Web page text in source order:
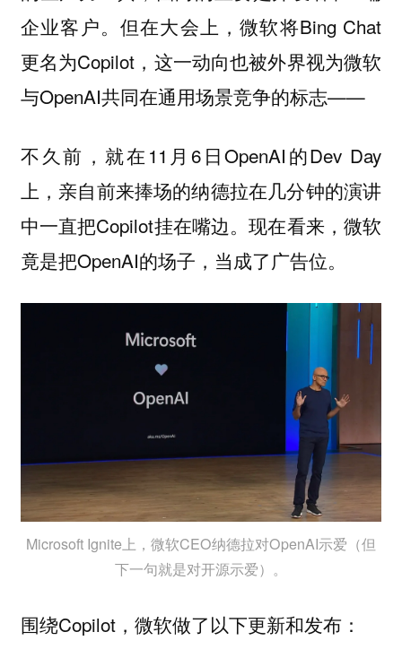
企业客户。但在大会上，微软将Bing Chat
更名为Copilot，这一动向也被外界视为微软
与OpenAI共同在通用场景竞争的标志——
不久前，就在11月6日OpenAI的Dev Day
上，亲自前来捧场的纳德拉在几分钟的演讲
中一直把Copilot挂在嘴边。现在看来，微软
竟是把OpenAI的场子，当成了广告位。
Microsoft Ignite上，微软CEO纳德拉对OpenAI示爱（但
下一句就是对开源示爱）。
围绕Copilot，微软做了以下更新和发布：